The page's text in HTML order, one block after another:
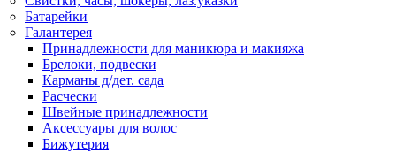
Батарейки
Галантерея
Принадлежности для маникюра и макияжа
Брелоки, подвески
Карманы д/дет. сада
Расчески
Швейные принадлежности
Аксессуары для волос
Бижутерия